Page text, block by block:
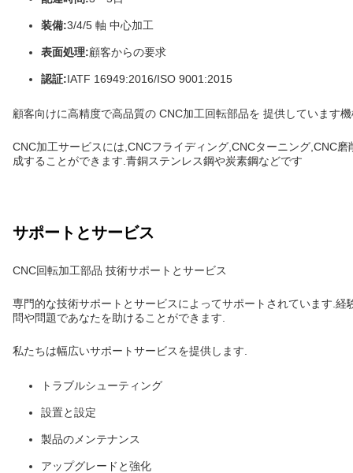
装備:3/4/5 軸 中心加工
表面処理:顧客からの要求
認証:IATF 16949:2016/ISO 9001:2015
顧客向けに高精度で高品質の CNC加工回転部品を 提供しています
CNC加工サービスには,CNCフライディング,CNCターニング,CNC
成することができます.青銅ステンレス鋼や炭素鋼などです
サポートとサービス
CNC回転加工部品 技術サポートとサービス
専門的な技術サポートとサービスによってサポートされています.
問や問題であなたを助けることができます.
私たちは幅広いサポートサービスを提供します.
トラブルシューティング
設置と設定
製品のメンテナンス
アップグレードと強化